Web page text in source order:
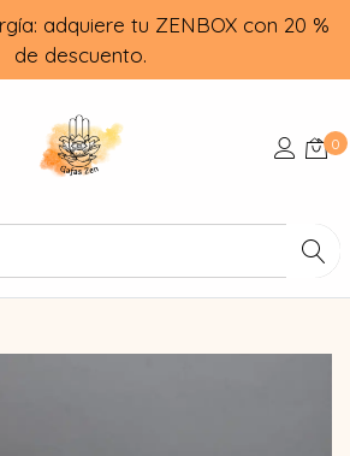
adquiere tu ZENBOX con 20 %
de descuento.
0